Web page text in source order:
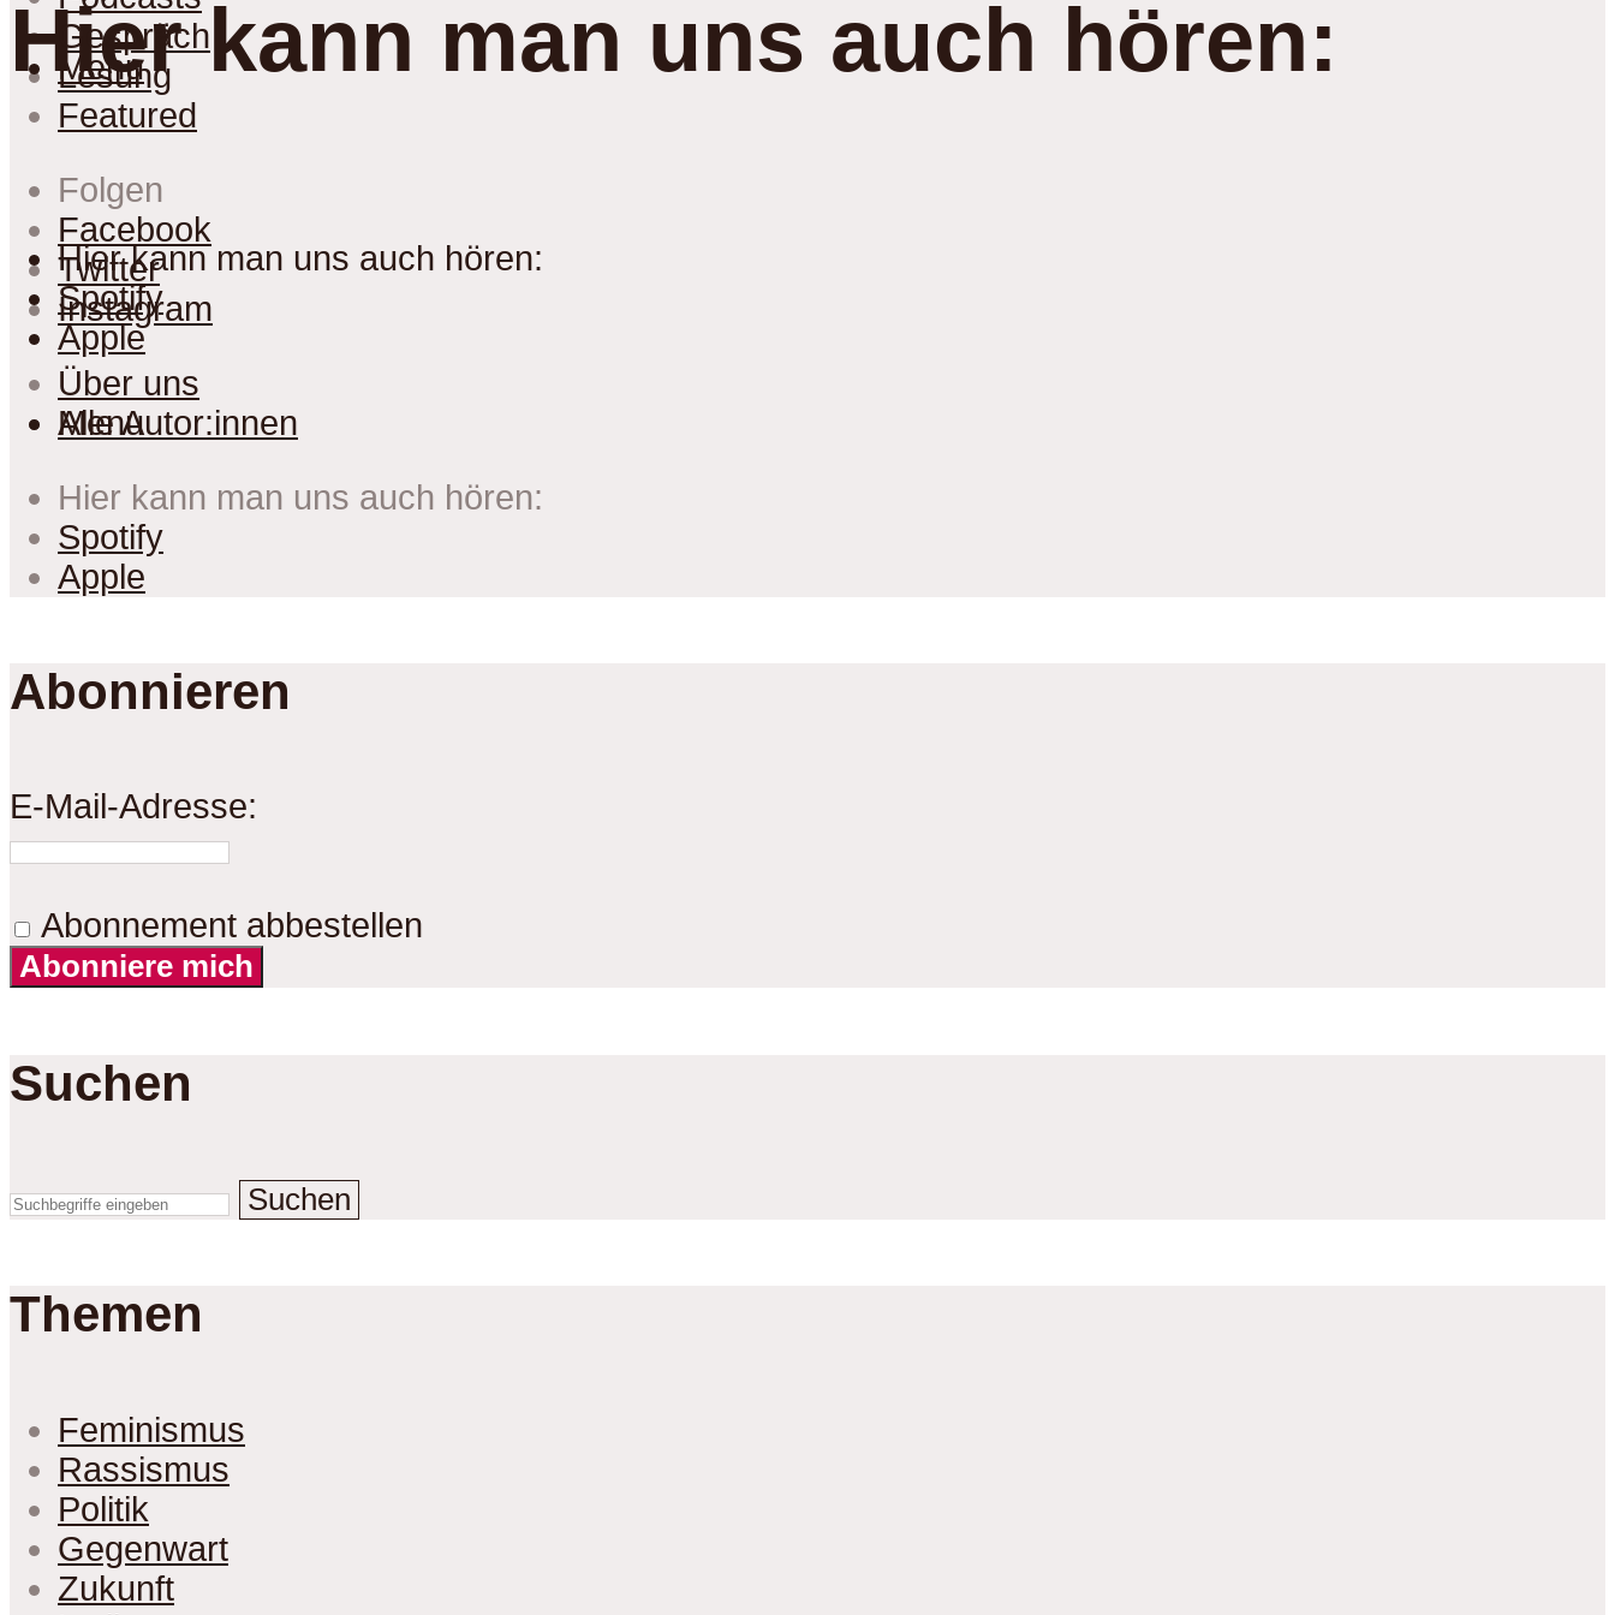
Menu
Hier kann man uns auch hören:
Hier kann man uns auch hören:
Spotify
Apple
Menu
Gespräch
Lesung
Featured
Folgen
Facebook
Twitter
Instagram
Über uns
Alle Autor:innen
Hier kann man uns auch hören:
Spotify
Apple
Abonnieren
E-Mail-Adresse:
Abonnement abbestellen
Abonniere mich
Suchen
Suchen
Themen
Feminismus
Rassismus
Politik
Gegenwart
Zukunft